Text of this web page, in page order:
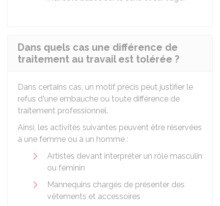
Dans quels cas une différence de
traitement au travail est tolérée ?
Dans certains cas, un motif précis peut justifier le
refus d'une embauche ou toute différence de
traitement professionnel.
Ainsi, les activités suivantes peuvent être réservées
à une femme ou à un homme :
Artistes devant interpréter un rôle masculin
ou féminin
Mannequins chargés de présenter des
vêtements et accessoires